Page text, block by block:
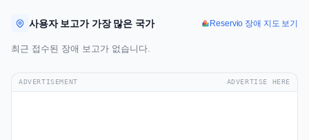
사용자 보고가 가장 많은 국가 Reservio 장애 지도 보기
최근 접수된 장애 보고가 없습니다.
ADVERTISEMENT ADVERTISE HERE